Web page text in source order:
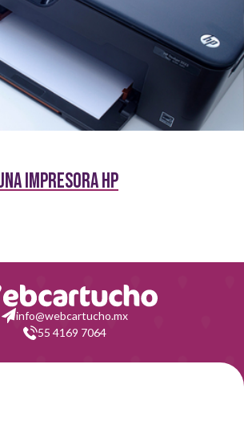
impresora HP
info@webcartucho.mx
55 4169 7064